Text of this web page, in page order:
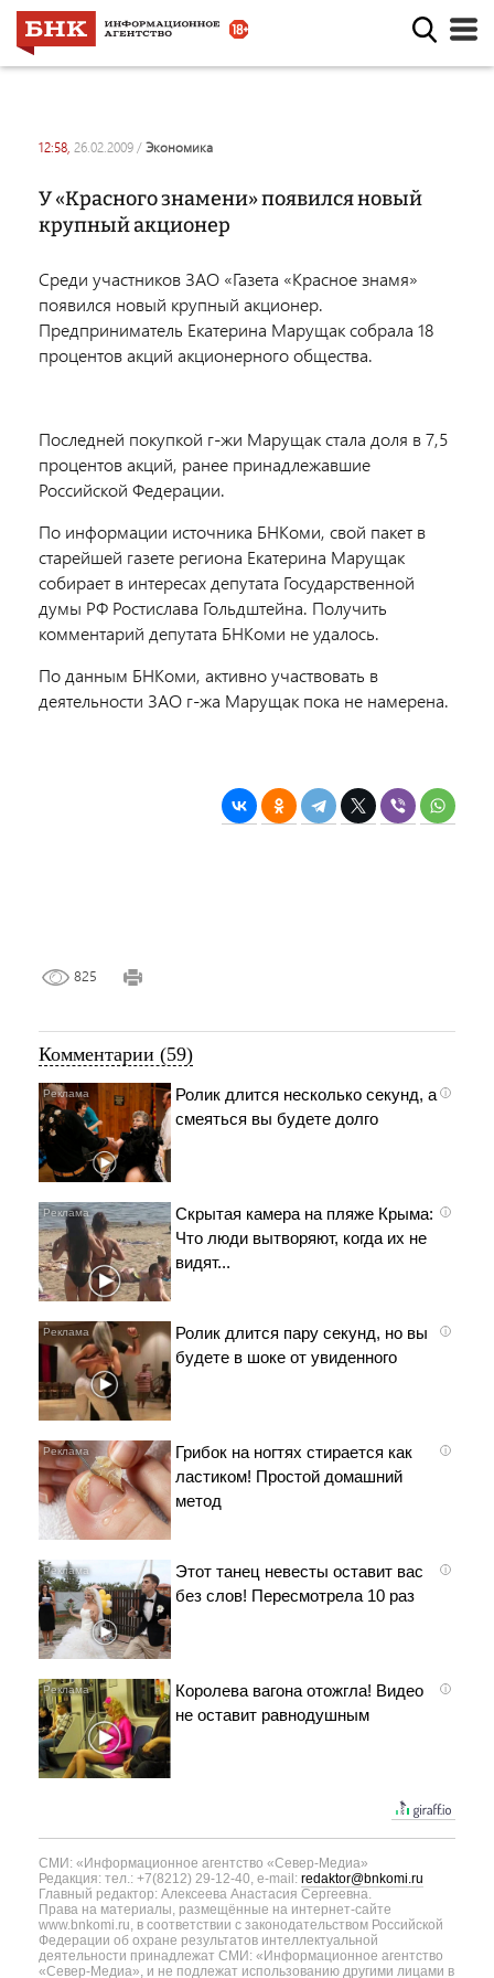
12:58, 26.02.2009 / экономика
У «Красного знамени» появился новый
крупный акционер
Среди участников ЗАО «Газета «Красное знамя»
появился новый крупный акционер.
Предприниматель Екатерина Марущак собрала 18
процентов акций акционерного общества.
Последней покупкой г-жи Марущак стала доля в 7,5
процентов акций, ранее принадлежавшие
Российской Федерации.
По информации источника БНКоми, свой пакет в
старейшей газете региона Екатерина Марущак
собирает в интересах депутата Государственной
думы РФ Ростислава Гольдштейна. Получить
комментарий депутата БНКоми не удалось.
По данным БНКоми, активно участвовать в
деятельности ЗАО г-жа Марущак пока не намерена.
825
Комментарии (59)
i
Ролик длится несколько секунд, а
смеяться вы будете долго
i
Скрытая камера на пляже Крыма:
Что люди вытворяют, когда их не
видят...
i
Ролик длится пару секунд, но вы
будете в шоке от увиденного
i
Грибок на ногтях стирается как
ластиком! Простой домашний
метод
i
Этот танец невесты оставит вас
без слов! Пересмотрела 10 раз
i
Королева вагона отожгла! Видео
не оставит равнодушным
СМИ: «Информационное агентство «Север-Медиа»
Редакция: тел.: +7(8212) 29-12-40, e-mail: redaktor@bnkomi.ru
Главный редактор: Алексеева Анастасия Сергеевна.
Права на материалы, размещённые на интернет-сайте
www.bnkomi.ru, в соответствии с законодательством Российской
Федерации об охране результатов интеллектуальной
деятельности принадлежат СМИ: «Информационное агентство
«Север-Медиа», и не подлежат использованию другими лицами в